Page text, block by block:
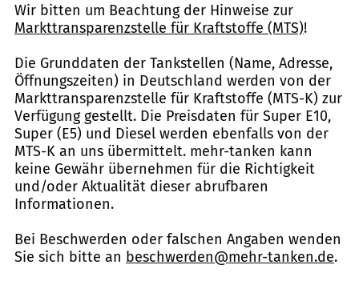
Wir bitten um Beachtung der Hinweise zur
Markttransparenzstelle für Kraftstoffe (MTS)!
Die Grunddaten der Tankstellen (Name, Adresse,
Öffnungszeiten) in Deutschland werden von der
Markttransparenzstelle für Kraftstoffe (MTS-K) zur
Verfügung gestellt. Die Preisdaten für Super E10,
Super (E5) und Diesel werden ebenfalls von der
MTS-K an uns übermittelt. mehr-tanken kann
keine Gewähr übernehmen für die Richtigkeit
und/oder Aktualität dieser abrufbaren
Informationen.
Bei Beschwerden oder falschen Angaben wenden
Sie sich bitte an beschwerden@mehr-tanken.de.